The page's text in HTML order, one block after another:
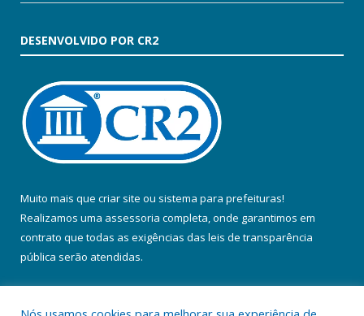
DESENVOLVIDO POR CR2
Muito mais que criar site ou sistema para prefeituras!
Realizamos uma assessoria completa, onde garantimos em
contrato que todas as exigências das leis de transparência
pública serão atendidas.